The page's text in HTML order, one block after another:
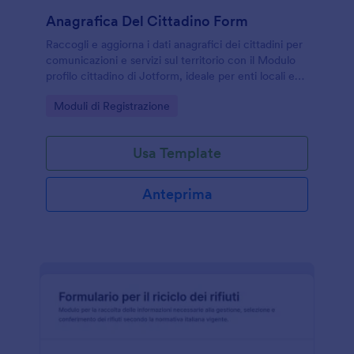
Anagrafica Del Cittadino Form
Raccogli e aggiorna i dati anagrafici dei cittadini per
comunicazioni e servizi sul territorio con il Modulo
profilo cittadino di Jotform, ideale per enti locali e
Go to Category:
Moduli di Registrazione
Usa Template
Anteprima